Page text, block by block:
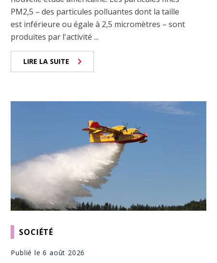
PM2,5 – des particules polluantes dont la taille
est inférieure ou égale à 2,5 micromètres – sont
produites par l'activité ...
LIRE LA SUITE
SOCIÉTÉ
Publié le 6 août 2026